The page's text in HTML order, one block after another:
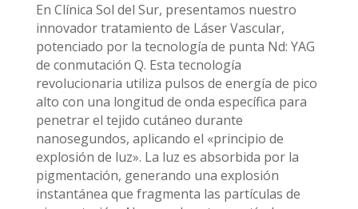
En Clínica Sol del Sur, presentamos nuestro
innovador tratamiento de Láser Vascular,
potenciado por la tecnología de punta Nd: YAG
de conmutación Q. Esta tecnología
revolucionaria utiliza pulsos de energía de pico
alto con una longitud de onda específica para
penetrar el tejido cutáneo durante
nanosegundos, aplicando el «principio de
explosión de luz». La luz es absorbida por la
pigmentación, generando una explosión
instantánea que fragmenta las partículas de